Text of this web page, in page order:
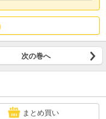
次の巻へ
まとめ買い